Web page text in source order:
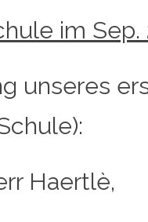
im Sep.
unseres
Haertlè,